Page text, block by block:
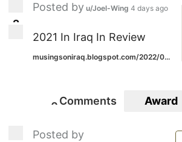
22
Posted by u/Joel-Wing 4 days ago
2021 In Iraq In Review
musingsoniraq.blogspot.com/2022/0...
00
Comments Award
Posted by